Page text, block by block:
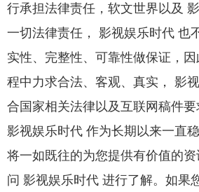
行承担法律责任，软文世界以及
一切法律责任， 影视娱乐时代 也
实性、完整性、可靠性做保证，
程中力求合法、客观、真实， 影
合国家相关法律以及互联网稿件
影视娱乐时代 作为长期以来一直
将一如既往的为您提供有价值的
问 影视娱乐时代 进行了解。如果